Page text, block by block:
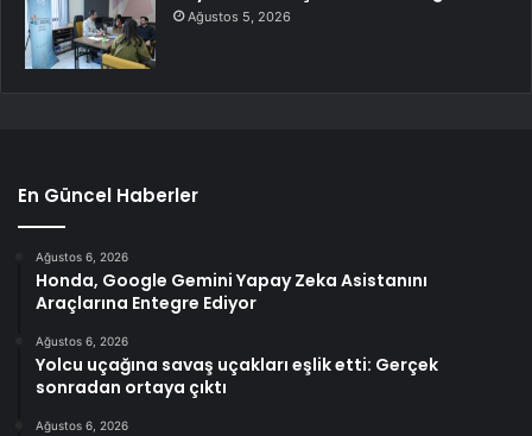
Ağustos 5, 2026
En Güncel Haberler
Ağustos 6, 2026
Honda, Google Gemini Yapay Zeka Asistanını
Araçlarına Entegre Ediyor
Ağustos 6, 2026
Yolcu uçağına savaş uçakları eşlik etti: Gerçek
sonradan ortaya çıktı
Ağustos 6, 2026